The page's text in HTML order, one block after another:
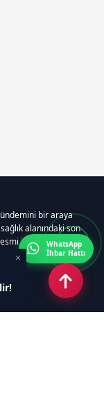
×
bir araya
alanındaki son
ilanlar, video ve
WhatsApp
İhbar Hattı